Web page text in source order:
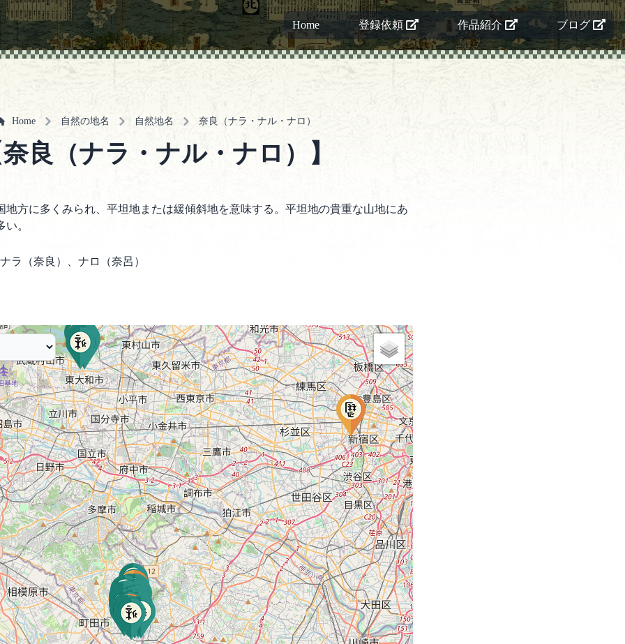
Home 登録依頼 作品紹介 ブログ
Home 自然の地名 自然地名 奈良（ナラ・ナル・ナロ）
良（ナラ・ナル・ナロ）】
地方に多くみられ、平坦地または緩傾斜地を意味する。平坦地の貴重な山地にあ
い。
ラ（奈良）、ナロ（奈呂）